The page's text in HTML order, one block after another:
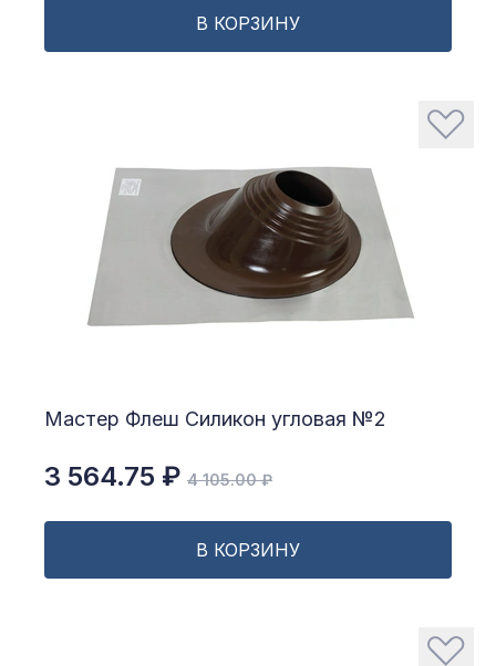
В КОРЗИНУ
Мастер Флеш Силикон угловая №2
3 564.75 ₽ 4 105.00 ₽
В КОРЗИНУ